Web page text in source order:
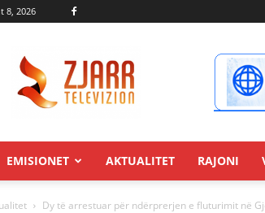
8, 2026
EMISIONET AKTUALITET RAJONI
Dy të arrestuar për ndërprerjen e fluturimit në